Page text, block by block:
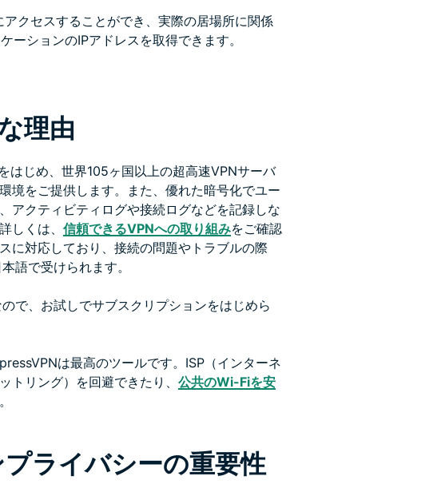
クセスすることができ、実際の居場所に関係
ーションのIPアドレスを取得できます。
理由
はじめ、世界105ヶ国以上の超高速VPNサーバ
境をご提供します。また、優れた暗号化でユー
アクティビティログや接続ログなどを記録しな
しくは、 信頼できるVPNへの取り組みをご確認
に対応しており、接続の問題やトラブルの際
語で受けられます。
で、お試しでサブスクリプションをはじめら
は最高のツールです。ISP（インターネ
トリング）を回避できたり、 公共のWi-Fiを安
ライバシーの重要性